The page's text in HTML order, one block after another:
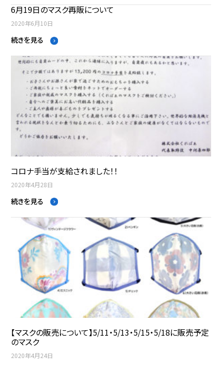
6月19日のマスク再販について
2020年6月10日
続きを見る
コロナ手当が支給されました！！
2020年4月28日
続きを見る
【マスクの販売について】5/11・5/13・5/15・5/18に販売予定
のマスク
2020年4月24日